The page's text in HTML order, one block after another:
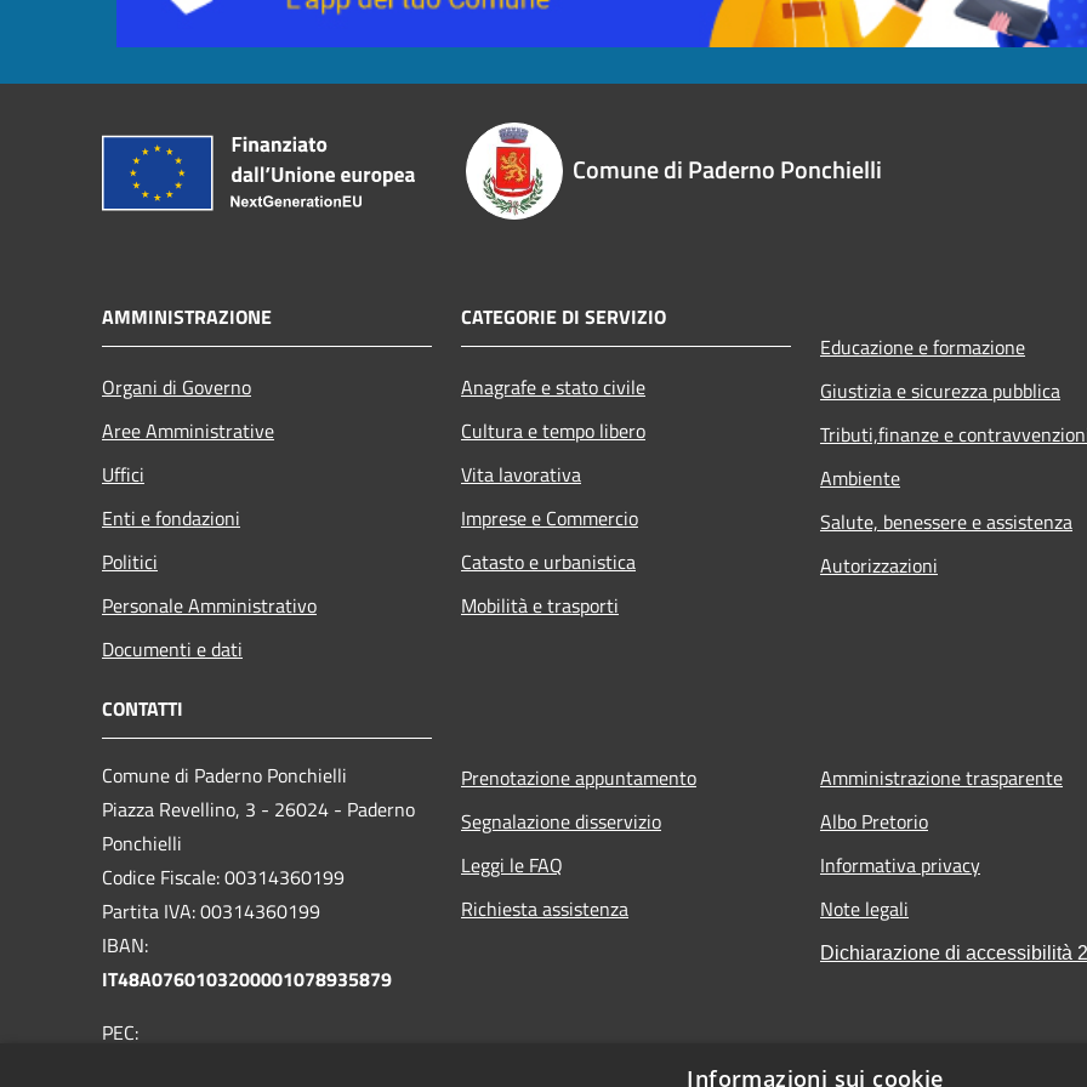
Comune di Paderno Ponchielli
AMMINISTRAZIONE
Organi di Governo
Aree Amministrative
Uffici
Enti e fondazioni
Politici
Personale Amministrativo
Documenti e dati
CATEGORIE DI SERVIZIO
Anagrafe e stato civile
Cultura e tempo libero
Vita lavorativa
Imprese e Commercio
Catasto e urbanistica
Mobilità e trasporti
Educazione e formazione
Giustizia e sicurezza pubblica
Tributi,finanze e
Ambiente
Salute, benessere e assistenza
Autorizzazioni
CONTATTI
Comune di Paderno Ponchielli
Piazza Revellino, 3 - 26024 - Paderno
Ponchielli
Codice Fiscale: 00314360199
Partita IVA: 00314360199
IBAN:
IT48A0760103200001078935879
PEC:
Prenotazione appuntamento
Segnalazione disservizio
Leggi le FAQ
Richiesta assistenza
Amministrazione trasparente
Albo Pretorio
Informativa privacy
Note legali
Dichiarazione di accessibilità
Informazioni sui cookie